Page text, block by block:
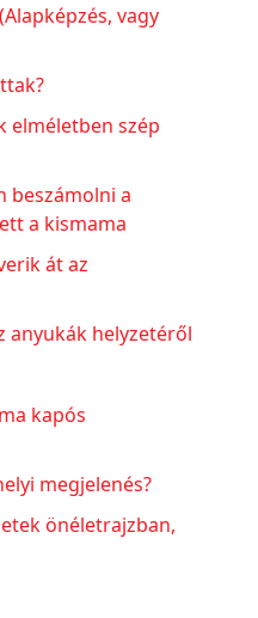
vagy
elméletben szép
beszámolni a
a kismama
át az
anyukák helyzetéről
kapós
megjelenés?
önéletrajzban,